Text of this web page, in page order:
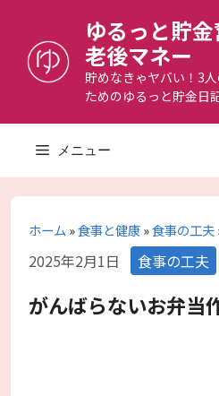
へ
ゆるっと貯
老後マネー
貯めなきゃヤバい！3
ためのゆるっと貯金日
メニュー
ホーム»食事と健康»食事の工夫
2025年2月1日 カ
テ
ゴ
リ
食事の工夫
がんばらないお弁当